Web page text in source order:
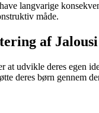
langvarige
måde.
af Jalousi
at udvikle deres egen
deres børn gennem